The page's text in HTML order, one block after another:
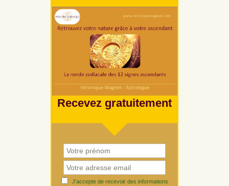
Recevez gratuitement
J'accepte de recevoir des informations